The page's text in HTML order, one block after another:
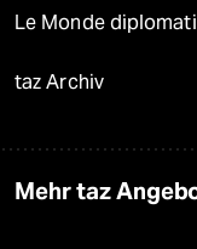
Le Monde
taz Archiv
Mehr taz